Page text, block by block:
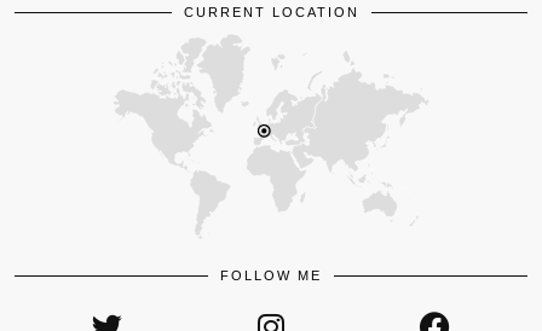
CURRENT LOCATION
FOLLOW ME